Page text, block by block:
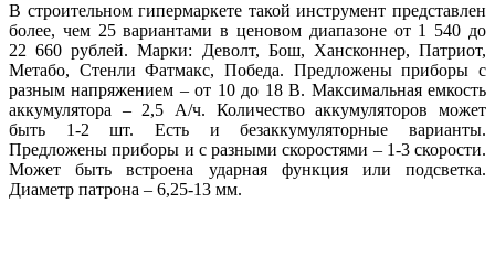
В строительном гипермаркете такой инструмент представлен
более, чем 25 вариантами в ценовом диапазоне от 1 540 до
22 660 рублей. Марки: Деволт, Бош, Хансконнер, Патриот,
Метабо, Стенли Фатмакс, Победа. Предложены приборы с
разным напряжением – от 10 до 18 В. Максимальная емкость
аккумулятора – 2,5 А/ч. Количество аккумуляторов может
быть 1-2 шт. Есть и безаккумуляторные варианты.
Предложены приборы и с разными скоростями – 1-3 скорости.
Может быть встроена ударная функция или подсветка.
Диаметр патрона – 6,25-13 мм.